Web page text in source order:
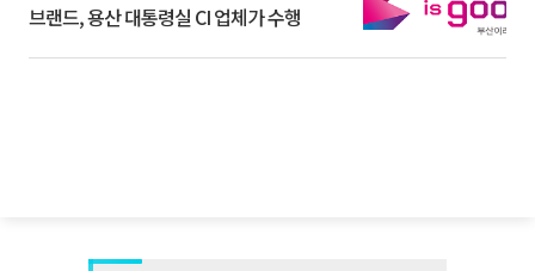
브랜드, 용산 대통령실 CI 업체가 수행